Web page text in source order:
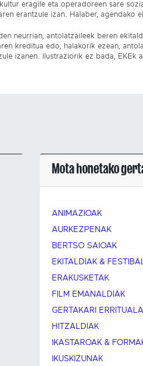
eragile eta operadoreen sare
erantzule izan. Halaber, agendako
neurrian, antolatzaileek beren
kreditua edo, halakorik ezean,
izanen. Ilustraziorik ez bada, EKEk
Mota honetako
ANIMAZIOAK
AURKEZPENAK
BERTSO SAIOAK
EKITALDIAK &
ERAKUSKETAK
FILM EMANALDIAK
GERTAKARI
HITZALDIAK
IKASTAROAK &
IKUSKIZUNAK